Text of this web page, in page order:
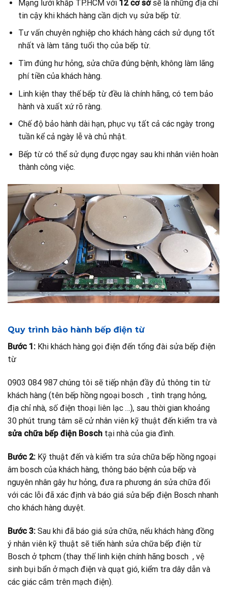
Mạng lưới khắp TP.HCM với 12 cơ sởsẽ là những địa chỉ
tin cậy khi khách hàng cần dịch vụ sửa bếp từ.
Tư vấn chuyên nghiệp cho khách hàng cách sử dụng tốt
nhất và làm tăng tuổi thọ của bếp từ.
Tìm đúng hư hỏng, sửa chữa đúng bệnh, không làm lãng
phí tiền của khách hàng.
Linh kiện thay thế bếp từ đều là chính hãng, có tem bảo
hành và xuất xứ rõ ràng.
Chế độ bảo hành dài hạn, phục vụ tất cả các ngày trong
tuần kể cả ngày lễ và chủ nhật.
Bếp từ có thể sử dụng được ngay sau khi nhân viên hoàn
thành công việc.
Quy trình bảo hành bếp điện từ
Bước 1: Khi khách hàng gọi điện đến tổng đài sửa bếp điện
từ
0903 084 987 chúng tôi sẽ tiếp nhận đầy đủ thông tin từ
khách hàng (tên bếp hồng ngoại bosch , tình trạng hỏng,
địa chỉ nhà, số điện thoại liên lạc …), sau thời gian khoảng
30 phút trung tâm sẽ cử nhân viên kỹ thuật đến kiểm tra và
sửa chữa bếp điện Bosch tại nhà của gia đình.
Bước 2: Kỹ thuật đến và kiểm tra sửa chữa bếp hồng ngoại
âm bosch của khách hàng, thông báo bệnh của bếp và
nguyên nhân gây hư hỏng, đưa ra phương án sửa chữa đối
với các lỗi đã xác định và báo giá sửa bếp điện Bosch nhanh
cho khách hàng duyệt.
Bước 3: Sau khi đã báo giá sửa chữa, nếu khách hàng đồng
ý nhân viên kỹ thuật sẽ tiến hành sửa chữa bếp điện từ
Bosch ở tphcm (thay thế linh kiện chính hãng bosch , vệ
sinh bụi bẩn ở mạch điện và quạt gió, kiểm tra dây dẫn và
các giác cắm trên mạch điện).